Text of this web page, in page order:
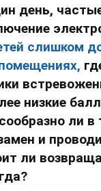
день,
слишком
низкие
ли в
и
ли